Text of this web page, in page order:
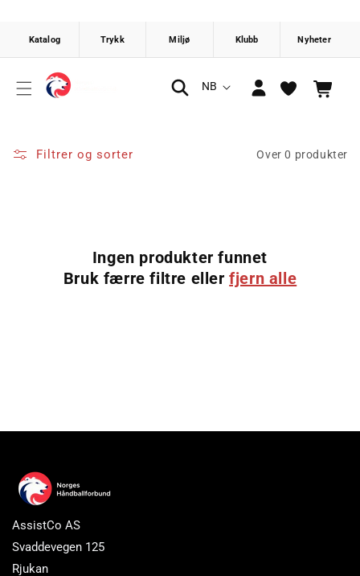
innholdet
S
NB
inn
Handlekurv
Filtrer og sorter Over 0 produkter
Ingen produkter funnet
Bruk færre filtre ellerfjern alle
AssistCo AS
Svaddevegen 125
Rjukan